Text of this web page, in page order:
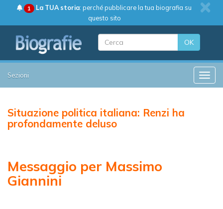
1 La TUA storia: perché pubblicare la tua biografia su
questo sito
OK
Sezioni
Situazione politica italiana: Renzi ha
profondamente deluso
Messaggio per Massimo
Giannini